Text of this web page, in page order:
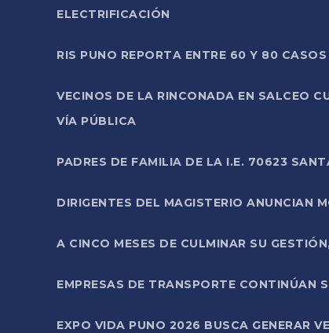
ELECTRIFICACIÓN
RIS PUNO REPORTA ENTRE 60 Y 80
VECINOS DE LA RINCONADA EN SALCEO
VÍA PÚBLICA
PADRES DE FAMILIA DE LA I.E. 70623
DIRIGENTES DEL MAGISTERIO ANUNCIAN
A CINCO MESES DE CULMINAR SU
EMPRESAS DE TRANSPORTE CONTINÚAN
EXPO VIDA PUNO 2026 BUSCA GENERAR